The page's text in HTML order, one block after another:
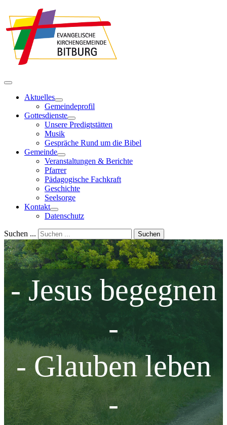
Aktuelles
Gemeindeprofil
Gottesdienste
Unsere Predigtstätten
Musik
Gespräche Rund um die Bibel
Gemeinde
Veranstaltungen & Berichte
Pfarrer
Pädagogische Fachkraft
Geschichte
Seelsorge
Kontakt
Datenschutz
Suchen ... Suchen
- Jesus begegnen
-
- Glauben leben
-